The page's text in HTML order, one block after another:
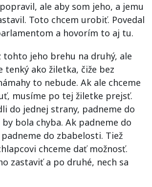
ale aby som jeho, a jemu
Toto chcem urobiť. Povedal
a hovorím to aj tu.
tohto jeho brehu na druhý, ale
tenký ako žiletka, čiže bez
to nebude. Ak ale chceme
musíme po tej žiletke prejsť.
do jednej strany, padneme do
bola chyba. Ak padneme do
do zbabelosti. Tiež
chceme dať možnosť.
zastaviť a po druhé, nech sa